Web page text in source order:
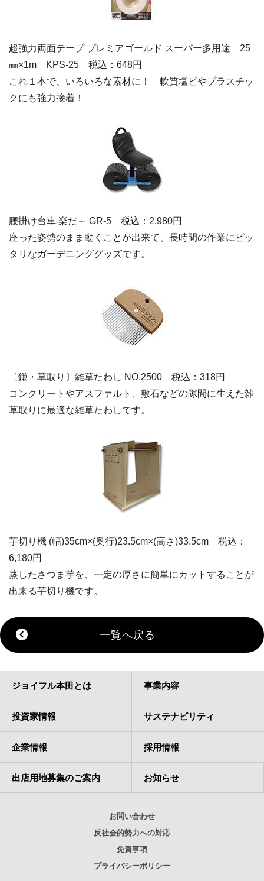
超強力両面テープ プレミアゴールド スーパー多用途 25
㎜×1m KPS-25 税込：648円
これ１本で、いろいろな素材に！ 軟質塩ビやプラスチッ
クにも強力接着！
腰掛け台車 楽だ～ GR-5 税込：2,980円
座った姿勢のまま動くことが出来て、長時間の作業にピッ
タリなガーデニンググッズです。
〔鎌・草取り〕雑草たわし NO.2500 税込：318円
コンクリートやアスファルト、敷石などの隙間に生えた雑
草取りに最適な雑草たわしです。
芋切り機 (幅)35cm×(奥行)23.5cm×(高さ)33.5cm 税込：
6,180円
蒸したさつま芋を、一定の厚さに簡単にカットすることが
出来る芋切り機です。
一覧へ戻る
ジョイフル本田とは 事業内容
投資家情報 サステナビリティ
企業情報 採用情報
出店用地募集のご案内 お知らせ
お問い合わせ
反社会的勢力への対応
免責事項
プライバシーポリシー